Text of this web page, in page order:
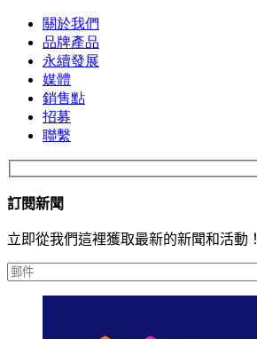
關於我們
品牌產品
永續發展
媒體
銷售點
招募
聯繫
訂閱新聞
立即從我們這裡獲取最新的新聞和活動！